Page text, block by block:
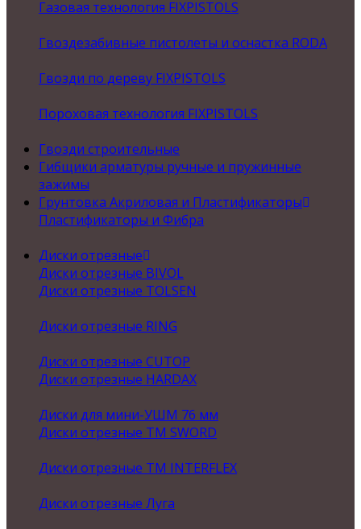
Газовая технология FIXPISTOLS
Гвоздезабивные пистолеты и оснастка RODA
Гвозди по дереву FIXPISTOLS
Пороховая технология FIXPISTOLS
Гвозди строительные
Гибщики арматуры ручные и пружинные
зажимы
Грунтовка Акриловая и Пластификаторы
Пластификаторы и Фибра
Диски отрезные
Диски отрезные BIVOL
Диски отрезные TOLSEN
Диски отрезные RING
Диски отрезные CUTOP
Диски отрезные HARDAX
Диски для мини-УШМ 76 мм
Диски отрезные ТМ SWORD
Диски отрезные ТМ INTERFLEX
Диски отрезные Луга